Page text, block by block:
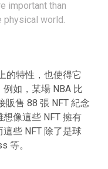
important than
physical world.
的特性，也使得它
如，某場 NBA 比
販售 88 張 NFT 紀念
像這些 NFT 擁有
些 NFT 除了是球
等。